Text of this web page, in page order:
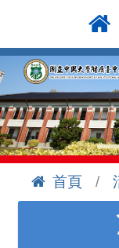
到
主
要
內
容
區
首頁